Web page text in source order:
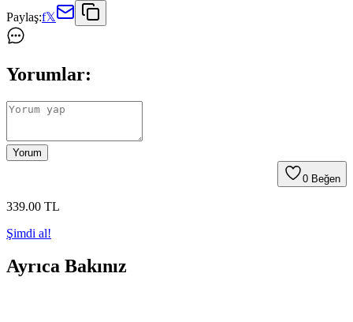
Paylaş:f𝕏
Yorumlar:
Yorum
0 Beğen
339.00 TL
Şimdi al!
Ayrıca Bakınız